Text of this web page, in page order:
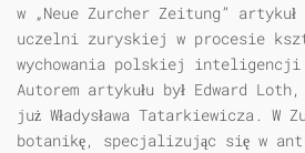
w „Neue Zurcher Zeitung” artykuł
uczelni zuryskiej w procesie
wychowania polskiej inteligencji
Autorem artykułu był Edward
już Władysława Tatarkiewicza. W
botanikę, specjalizując się w